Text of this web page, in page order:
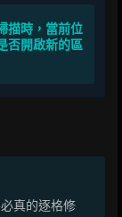
描時，當前位
否開啟新的區
必真的逐格修